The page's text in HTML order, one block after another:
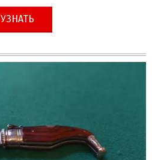
УЗНАТЬ